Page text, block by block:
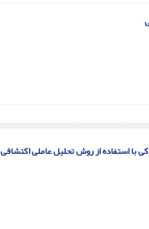
با استفاده از روش تحلیل عاملی اکتشافی